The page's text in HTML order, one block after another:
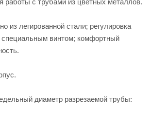
работы с трубами из цветных металлов.
из легированной стали; регулировка
специальным винтом; комфортный
диаметр разрезаемой трубы: